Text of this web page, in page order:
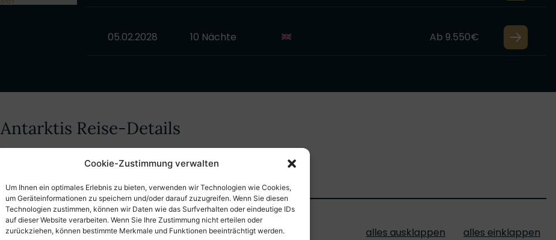
Cookie-Zustimmung verwalten
Um Ihnen ein optimales Erlebnis zu bieten, verwenden wir Technologien wie Cookies,
um Geräteinformationen zu speichern und/oder darauf zuzugreifen. Wenn Sie diesen
Technologien zustimmen, können wir Daten wie das Surfverhalten oder eindeutige IDs
auf dieser Website verarbeiten. Wenn Sie Ihre Zustimmung nicht erteilen oder
zurückziehen, können bestimmte Merkmale und Funktionen beeinträchtigt werden.
05.02.2028 10 Nächte Ab 9.550€
Antarktis Reise-Details
alles ausklappen alles einklappen